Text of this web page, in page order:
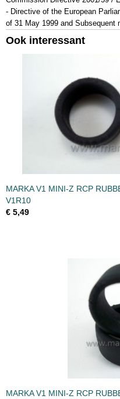
- Directive of the European
of 31 May 1999 and Subsequent
Ook interessant
MARKA V1 MINI-Z RCP
V1R10
€ 5,49
MARKA V1 MINI-Z RCP